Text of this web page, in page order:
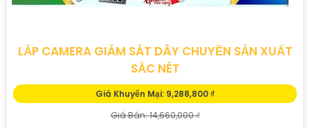
LẮP CAMERA GIÁM SÁT DÂY CHUYỀN SẢN XUẤT
SẮC NÉT
Giá Khuyến Mại: 9,288,800 ₫
Giá Bán: 14,660,000 ₫